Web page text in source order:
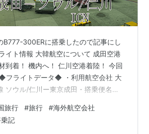
B777-300ERに搭乗したので記事にし
イト情報 大韓航空について 成田空港
到着！ 機内へ！ 仁川空港着陸！ 今回
フライトデータ◆ ・利用航空会社 大
ソウル/仁川ー東京成田・搭乗便名
ス エコノミー 大韓航空について ◆エ
・ハブ空港 仁川国際空港（ICN） 金浦
旅行 #旅行 #海外航空会社
記